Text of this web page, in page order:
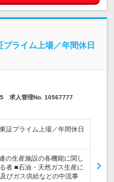
ライム上場／年間休日
求人管理No. 10567777
証プライム上場／年間休日
の生産施設の各機能に関し
者 ■石油・天然ガス生産に
びガス供給などの中流事